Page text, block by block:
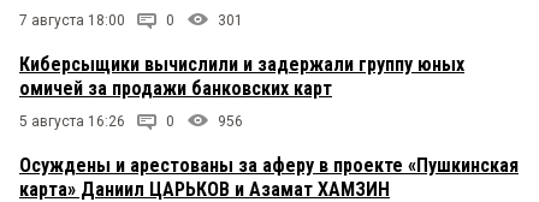
7 августа 18:00 0 301
Киберсыщики вычислили и задержали группу юных
омичей за продажи банковских карт
5 августа 16:26 0 956
Осуждены и арестованы за аферу в проекте «Пушкинская
карта» Даниил ЦАРЬКОВ и Азамат ХАМЗИН